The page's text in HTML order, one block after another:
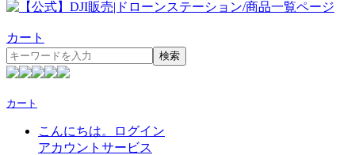
カート
検索
カート
こんにちは。ログイン
アカウントサービス